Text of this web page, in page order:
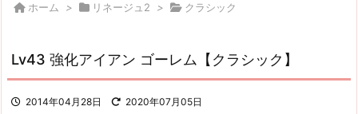
ホーム > リネージュ2 > クラシック
Lv43 強化アイアン ゴーレム【クラシック】
2014年04月28日 2020年07月05日